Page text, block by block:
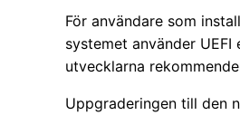
För användare som
systemet använder
utvecklarna
Uppgraderingen till den